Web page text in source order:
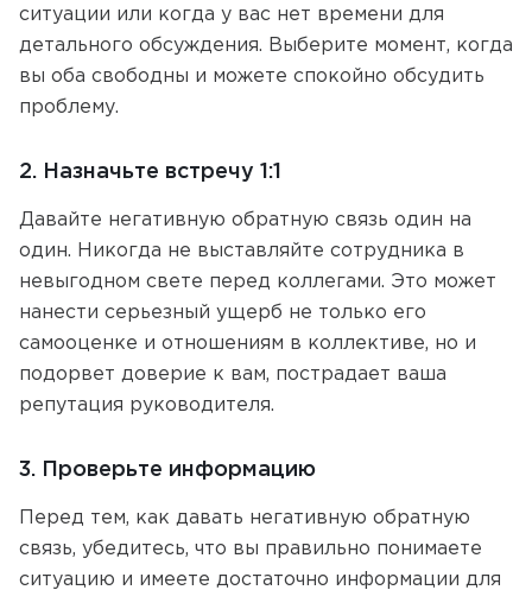
ситуации или когда у вас нет времени для
детального обсуждения. Выберите момент, когда
вы оба свободны и можете спокойно обсудить
проблему.
2. Назначьте встречу 1:1
Давайте негативную обратную связь один на
один. Никогда не выставляйте сотрудника в
невыгодном свете перед коллегами. Это может
нанести серьезный ущерб не только его
самооценке и отношениям в коллективе, но и
подорвет доверие к вам, пострадает ваша
репутация руководителя.
3. Проверьте информацию
Перед тем, как давать негативную обратную
связь, убедитесь, что вы правильно понимаете
ситуацию и имеете достаточно информации для